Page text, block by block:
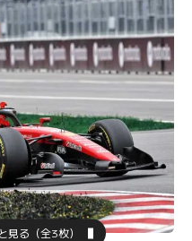
見る（全3枚）